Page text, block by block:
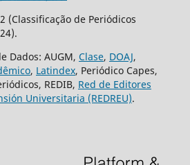
(Classificação de Periódicos
Dados: AUGM, Clase, DOAJ,
, Latindex, Periódico Capes,
REDIB, Red de Editores
Universitaria (REDREU).